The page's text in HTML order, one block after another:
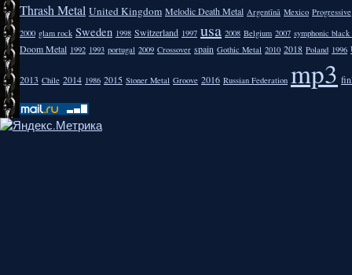
Thrash Metal United Kingdom Melodic Death Metal Argentīnā Mexico Progressive
2000 glam rock Sweden 1998 Switzerland 1997 usa 2008 Belgium 2007 symphonic
Doom Metal 1992 1993 portugal 2009 Crossover spain Gothic Metal 2010 2018 Poland 1996
2013 Chile 2014 1986 2015 Stoner Metal Groove 2016 Russian Federation mp3